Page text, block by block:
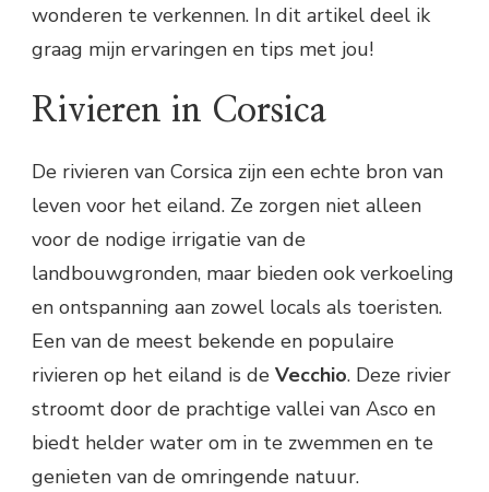
wonderen te verkennen. In dit artikel deel ik
graag mijn ervaringen en tips met jou!
Rivieren in Corsica
De rivieren van Corsica zijn een echte bron van
leven voor het eiland. Ze zorgen niet alleen
voor de nodige irrigatie van de
landbouwgronden, maar bieden ook verkoeling
en ontspanning aan zowel locals als toeristen.
Een van de meest bekende en populaire
rivieren op het eiland is de Vecchio. Deze rivier
stroomt door de prachtige vallei van Asco en
biedt helder water om in te zwemmen en te
genieten van de omringende natuur.